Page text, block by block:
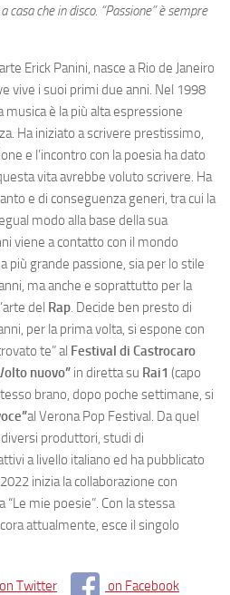
casa che in disco. “Passione” è sempre
Erick Panini, nasce a Rio de Janeiro
vive i suoi primi due anni. Nel 1998
musica è la più alta espressione
Ha iniziato a scrivere prestissimo,
e l’incontro con la poesia ha dato
vita avrebbe voluto scrivere. Ha
e di conseguenza generi, tra cui la
modo alla base della sua
viene a contatto con il mondo
più grande passione, sia per lo stile
ma anche e soprattutto per la
del Rap. Decide ben presto di
per la prima volta, si espone con
te” al Festival di Castrocaro
nuovo” in diretta su Rai1 (capo
brano, dopo poche settimane, si
al Verona Pop Festival. Da quel
produttori, studi di
a livello italiano ed ha pubblicato
inizia la collaborazione con
mie poesie”. Con la stessa
attualmente, esce il singolo
on Twitter on Facebook